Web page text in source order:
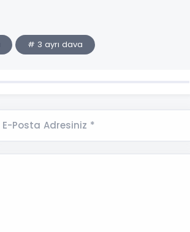
# 3 ayrı dava
E-Posta Adresiniz *